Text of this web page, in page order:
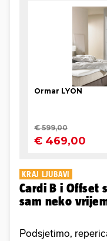
KRAJ LJUBAVI
Cardi B i Offset
sam neko
Podsjetimo,